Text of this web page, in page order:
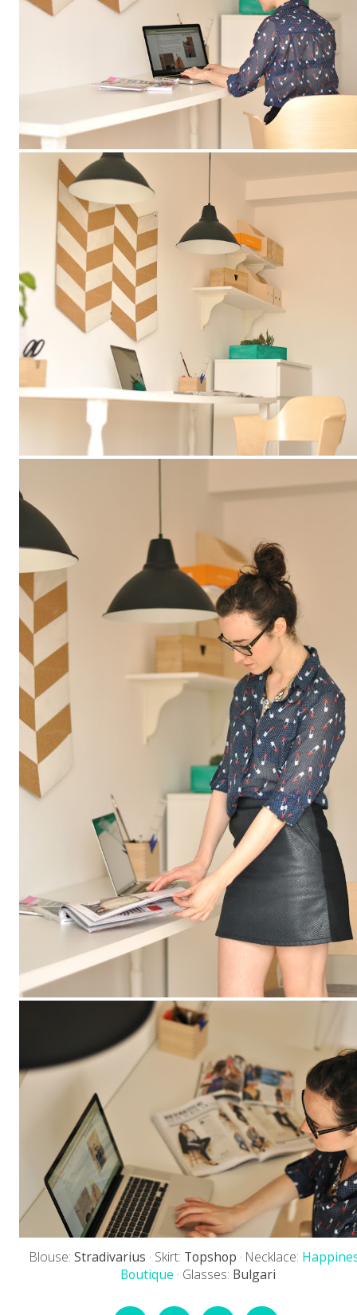
Blouse: Stradivarius · Skirt: Topshop · Necklace:
Boutique · Glasses: Bulgari